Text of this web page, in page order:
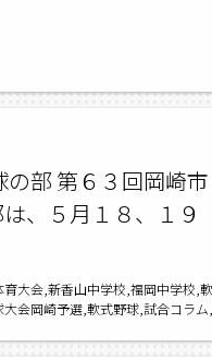
部 第６３回岡崎市
、５月１８、１９
育大会,新香山中学校,福岡中学校,軟
会岡崎予選,軟式野球,試合コラム,